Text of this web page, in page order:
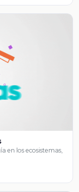
en los ecosistemas,